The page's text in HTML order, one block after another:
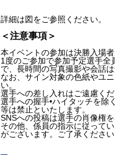
詳細は図をご参照ください。
＜注意事項＞
本イベントの参加は決勝入場
1度のご参加で参加予定選手全
で、長時間の写真撮影や会話は
なお、サイン対象の色紙やユ
い。
選手への差し入れはご遠慮くだ
選手への握手•ハイタッチを除
等は禁止といたします。
SNSへの投稿は選手の肖像権
その他、係員の指示に従って
がございます。ご了承ください